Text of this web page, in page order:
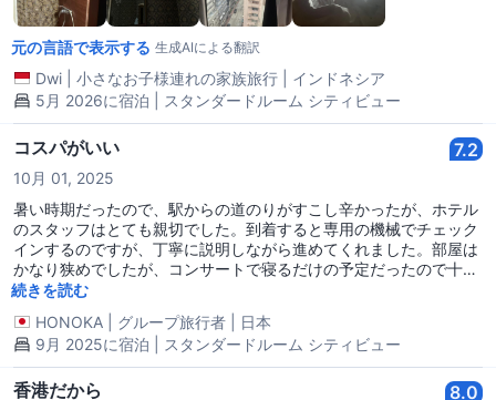
元の言語で表示する 生成AIによる翻訳
Dwi 小さなお子様連れの家族旅行
インドネシア
5月 2026に宿泊 | スタンダードルーム シティビュー
コスパがいい 7.2
10月 01, 2025
暑い時期だったので、駅からの道のりがすこし辛かったが、ホテル
のスタッフはとても親切でした。到着すると専用の機械でチェック
インするのですが、丁寧に説明しながら進めてくれました。部屋は
かなり狭めでしたが、コンサートで寝るだけの予定だったので十分
でした。他の安いホテルだとシャワーが謎にトイレに降りかかる仕
様の場合がありますが、ここはしっかりカーテンもあってびしょび
しょになることはありませんでした。到着時から部屋のクーラーが
効いていて、外出から戻っても涼しかったので、ルームキーを抜い
てもクーラーが付けっぱなしで良かったです。
続きを読む
HONOKA
グループ旅行者
日本
9月 2025に宿泊 | スタンダードルーム シティビュー
香港だから 8.0